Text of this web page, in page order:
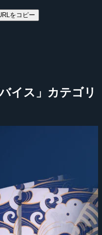
をコピー
イス」カテゴリ